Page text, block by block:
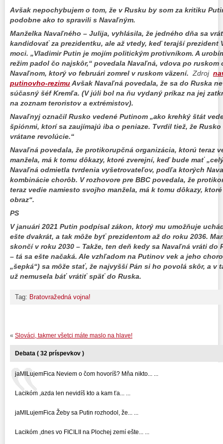
Avšak nepochybujem o tom, že v Rusku by som za kritiku
podobne ako to spravili s Navaľným.
Manželka Navaľného – Julija, vyhlásila, že jedného dňa sa
kandidovať za prezidentku, ale až vtedy, keď terajší prezident
moci. „Vladimir Putin je mojím politickým protivníkom. A
režim padol čo najskôr,“ povedala Navaľná, vdova po
Navaľnom, ktorý vo februári zomrel v ruskom väzení. Zdroj
putinovho-rezimuAvšak Navaľná povedala, že sa do Ruska
súčasný šéf Kremľa. (V júli bol na ňu vydaný príkaz na jej
na zoznam teroristov a extrémistov).
Navaľnyj označil Rusko vedené Putinom „ako krehký štát
špiónmi, ktorí sa zaujímajú iba o peniaze. Tvrdil tiež, že
vrátane revolúcie.“
Navaľná povedala, že protikorupčná organizácia, ktorú teraz
manžela, má k tomu dôkazy, ktoré zverejní, keď bude mať
Navaľná odmietla tvrdenia vyšetrovateľov, podľa ktorých
kombinácie chorôb. V rozhovore pre BBC povedala, že
teraz vedie namiesto svojho manžela, má k tomu dôkazy,
obraz“.
PS
V januári 2021 Putin podpísal zákon, ktorý mu umožňuje
ešte dvakrát, a tak môže byť prezidentom až do roku 2036.
skončí v roku 2030 – Takže, ten deň kedy sa Navaľná vráti do
– tá sa ešte načaká. Ale vzhľadom na Putinov vek a jeho
„šepká“) sa môže stať, že najvyšší Pán si ho povolá skôr, a v
už nemusela báť vrátiť späť do Ruska.
Tag: Bratovražedná vojna!
« Slováci, takmer všetci máte maslo na hlave!
Debata ( 32 príspevkov )
jaMILujemFica Neviem o čom hovoríš? Mňa nikto... ...
Lacikóm ,azda len nevidíš kto a kam ťa... ...
jaMILujemFica Žeby sa Putin rozhodol, že... ...
Lacikóm ,dnes vo FICILII na Plochej zemí ešte... ...